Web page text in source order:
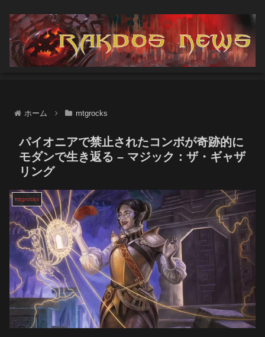
ホーム mtgrocks
パイオニアで禁止されたコンボが奇跡的に
モダンで生き返る – マジック：ザ・ギャザ
リング
mtgrocks